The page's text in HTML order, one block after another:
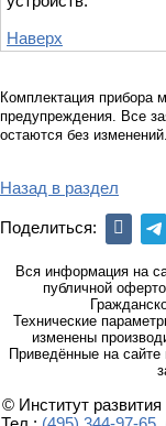
Наверх
Комплектация прибора
предупреждения. Все
остаются без изменений.
Назад в раздел
Поделиться:
Вся информация на
публичной
Технические
изменены
Приведённые на
© Институт